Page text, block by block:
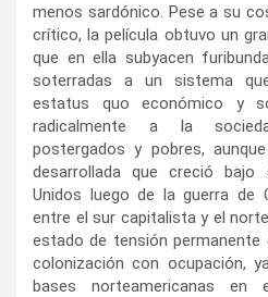
menos sardónico. Pese a su
crítico, la película obtuvo un
que en ella subyacen
soterradas a un sistema
estatus quo económico y
radicalmente a la
postergados y pobres,
desarrollada que creció bajo
Unidos luego de la guerra de
entre el sur capitalista y el
estado de tensión permanente
colonización con ocupación,
bases norteamericanas en